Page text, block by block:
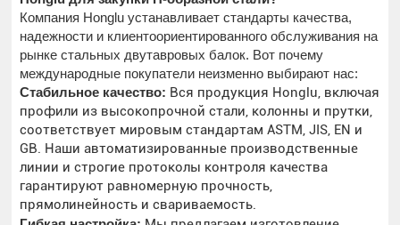
Компания Honglu устанавливает стандарты качества,
надежности и клиентоориентированного обслуживания на
рынке стальных двутавровых балок. Вот почему
международные покупатели неизменно выбирают нас:
Стабильное качество: Вся продукция Honglu, включая
профили из высокопрочной стали, колонны и прутки,
соответствует мировым стандартам ASTM, JIS, EN и
GB. Наши автоматизированные производственные
линии и строгие протоколы контроля качества
гарантируют равномерную прочность,
прямолинейность и свариваемость.